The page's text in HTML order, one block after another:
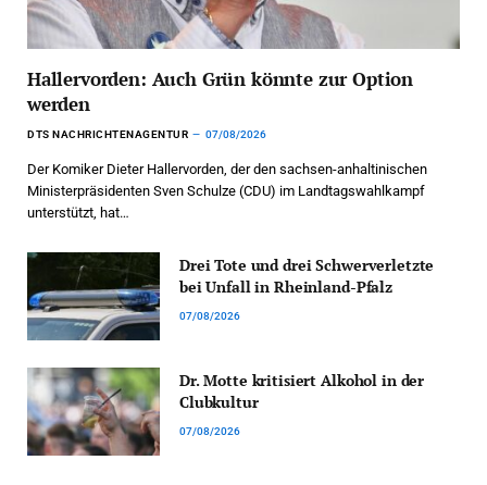
Hallervorden: Auch Grün könnte zur Option
werden
DTS NACHRICHTENAGENTUR 07/08/2026
Der Komiker Dieter Hallervorden, der den sachsen-anhaltinischen
Ministerpräsidenten Sven Schulze (CDU) im Landtagswahlkampf
unterstützt, hat…
Drei Tote und drei Schwerverletzte
bei Unfall in Rheinland-Pfalz
07/08/2026
Dr. Motte kritisiert Alkohol in der
Clubkultur
07/08/2026